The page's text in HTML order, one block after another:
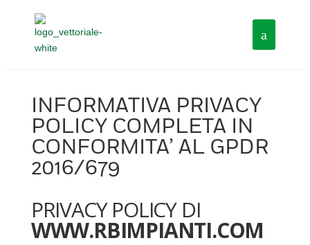
INFORMATIVA PRIVACY
POLICY COMPLETA IN
CONFORMITA’ AL GPDR
2016/679
PRIVACY POLICY DI
WWW.RBIMPIANTI.COM